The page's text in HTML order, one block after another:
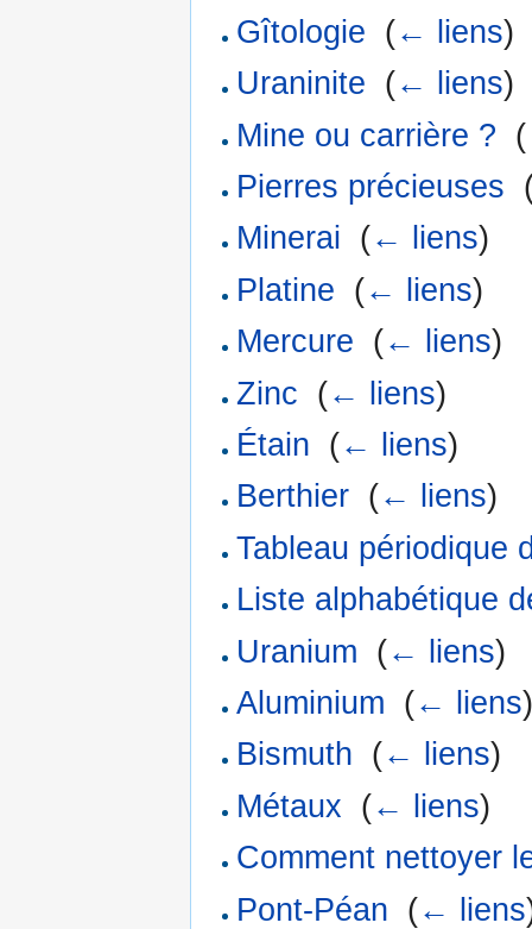
Gîtologie (← liens)
Uraninite (← liens)
Mine ou carrière ? (
Pierres précieuses
Minerai (← liens)
Platine (← liens)
Mercure (← liens)
Zinc (← liens)
Étain (← liens)
Berthier (← liens)
Tableau périodique
Liste alphabétique
Uranium (← liens)
Aluminium (← liens
Bismuth (← liens)
Métaux (← liens)
Comment nettoyer
Pont-Péan (← liens